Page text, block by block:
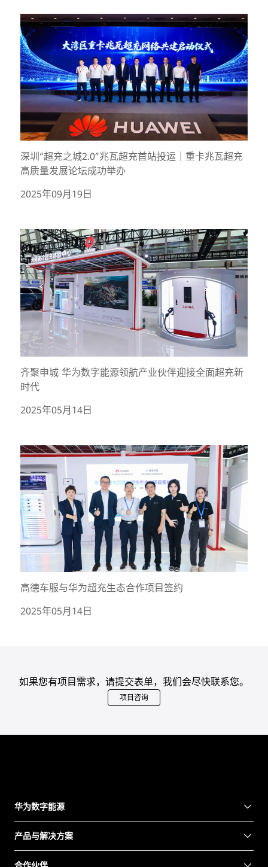
深圳“超充之城2.0”兆瓦超充首站投运｜重卡兆瓦超充
高质量发展论坛成功举办
2025年09月19日
齐聚申城 华为数字能源领航产业伙伴迎接全面超充新
时代
2025年05月14日
高德车服与华为超充生态合作项目签约
2025年05月14日
如果您有项目需求，请提交表单，我们会尽快联系您。
项目咨询
华为数字能源
产品与解决方案